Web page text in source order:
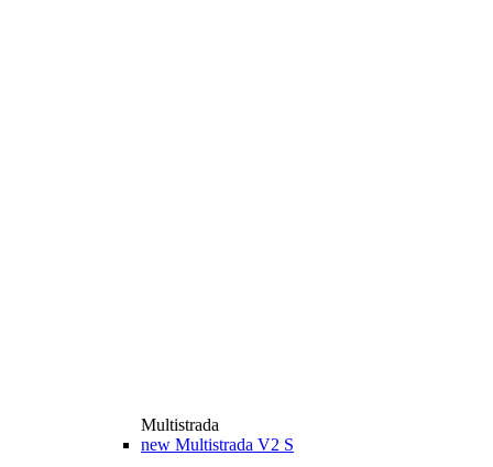
Multistrada
new Multistrada V2 S